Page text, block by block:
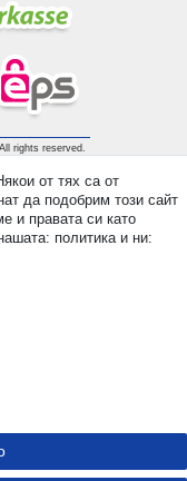
rights reserved.
контакт
от тях са от
да подобрим този сайт
и правата си като
политика и ни: